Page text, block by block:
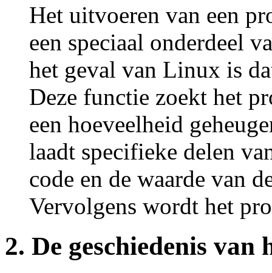
Het uitvoeren van een
een speciaal onderdeel
het geval van Linux is
Deze functie zoekt het
een hoeveelheid
laadt specifieke delen
code en de waarde van
Vervolgens wordt het
2. De geschiedenis